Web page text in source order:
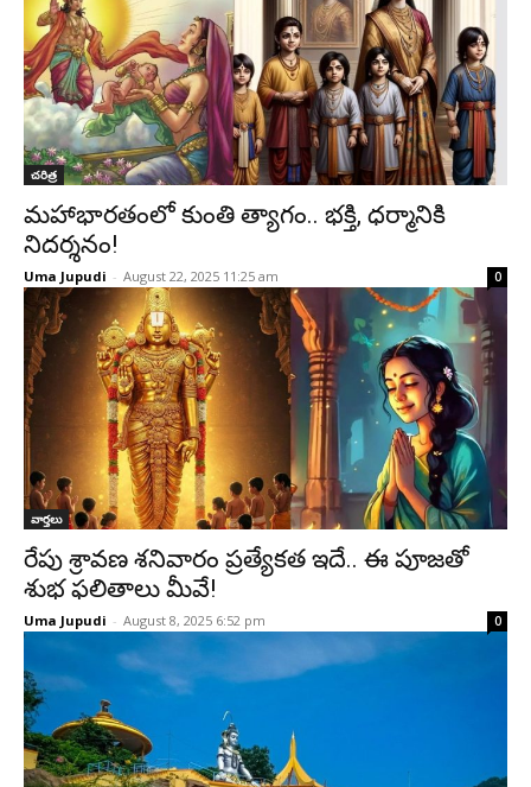
చరిత్ర
మహాభారతంలో కుంతి త్యాగం.. భక్తి, ధర్మానికి
నిదర్శనం!
Uma Jupudi - August 22, 2025 11:25 am 0
వార్తలు
రేపు శ్రావణ శనివారం ప్రత్యేకత ఇదే.. ఈ పూజతో
శుభ ఫలితాలు మీవే!
Uma Jupudi - August 8, 2025 6:52 pm 0